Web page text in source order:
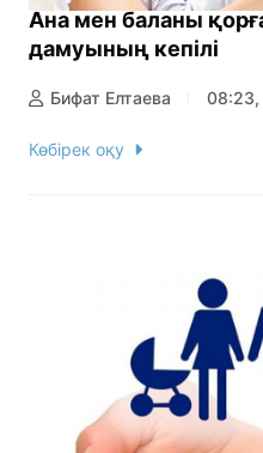
Ана мен баланы
дамуының кепілі
Бифат Елтаева
Көбірек оқу